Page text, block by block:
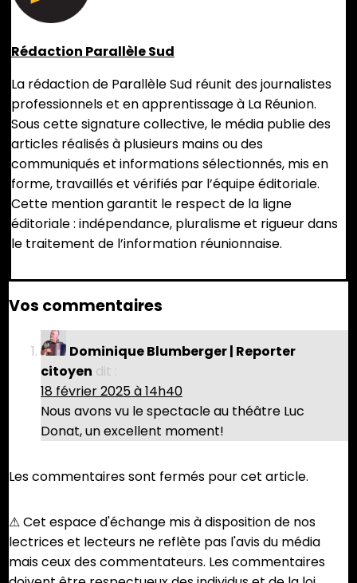
La
Gramoun-
Lélé
Rédaction Parallèle Sud
La rédaction de Parallèle Sud réunit des journalistes
professionnels et en apprentissage à La Réunion.
Sous cette signature collective, le média publie des
articles réalisés à plusieurs mains ou des
communiqués et informations sélectionnés, mis en
forme, travaillés et vérifiés par l’équipe éditoriale.
Cette mention garantit le respect de la ligne
éditoriale : indépendance, pluralisme et rigueur dans
le traitement de l’information réunionnaise.
Vos commentaires
Dominique Blumberger | Reporter
citoyen dit :
18 février 2025 à 14h40
Nous avons vu le spectacle au théâtre Luc
Donat, un excellent moment!
Les commentaires sont fermés pour cet article.
⚠︎ Cet espace d'échange mis à disposition de nos
lectrices et lecteurs ne reflète pas l'avis du média
mais ceux des commentateurs. Les commentaires